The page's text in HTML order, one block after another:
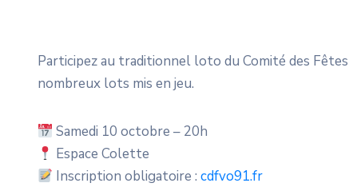
Participez au traditionnel loto du Comité des
nombreux lots mis en jeu.
Samedi 10 octobre – 20h
Espace Colette
Inscription obligatoire :cdfvo91.fr